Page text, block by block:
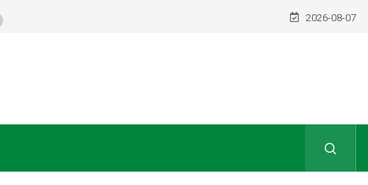
2026-08-07